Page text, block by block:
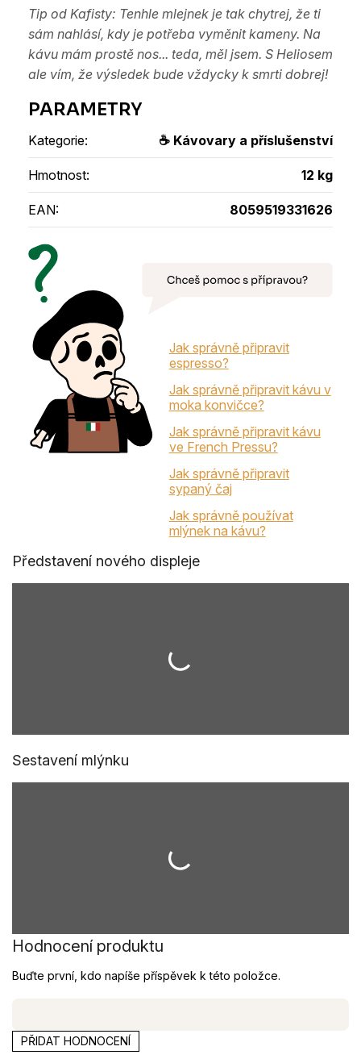
Tip od Kafisty: Tenhle mlejnek je tak chytrej, že ti
sám nahlásí, kdy je potřeba vyměnit kameny. Na
kávu mám prostě nos... teda, měl jsem. S Heliosem
ale vím, že výsledek bude vždycky k smrti dobrej!
Kategorie: ☕ Kávovary a příslušenství
Hmotnost: 12 kg
EAN: 8059519331626
Jak správně připravit
espresso?
Jak správně připravit kávu v
moka konvičce?
Jak správně připravit kávu
ve French Pressu?
Jak správně připravit
sypaný čaj
Jak správně používat
mlýnek na kávu?
Představení nového displeje
Sestavení mlýnku
Hodnocení produktu
Buďte první, kdo napíše příspěvek k této položce.
PŘIDAT HODNOCENÍ